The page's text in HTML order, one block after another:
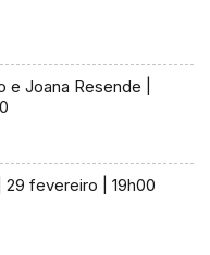
e Joana Resende |
Trio Perpétuo | 29 fevereiro | 19h00